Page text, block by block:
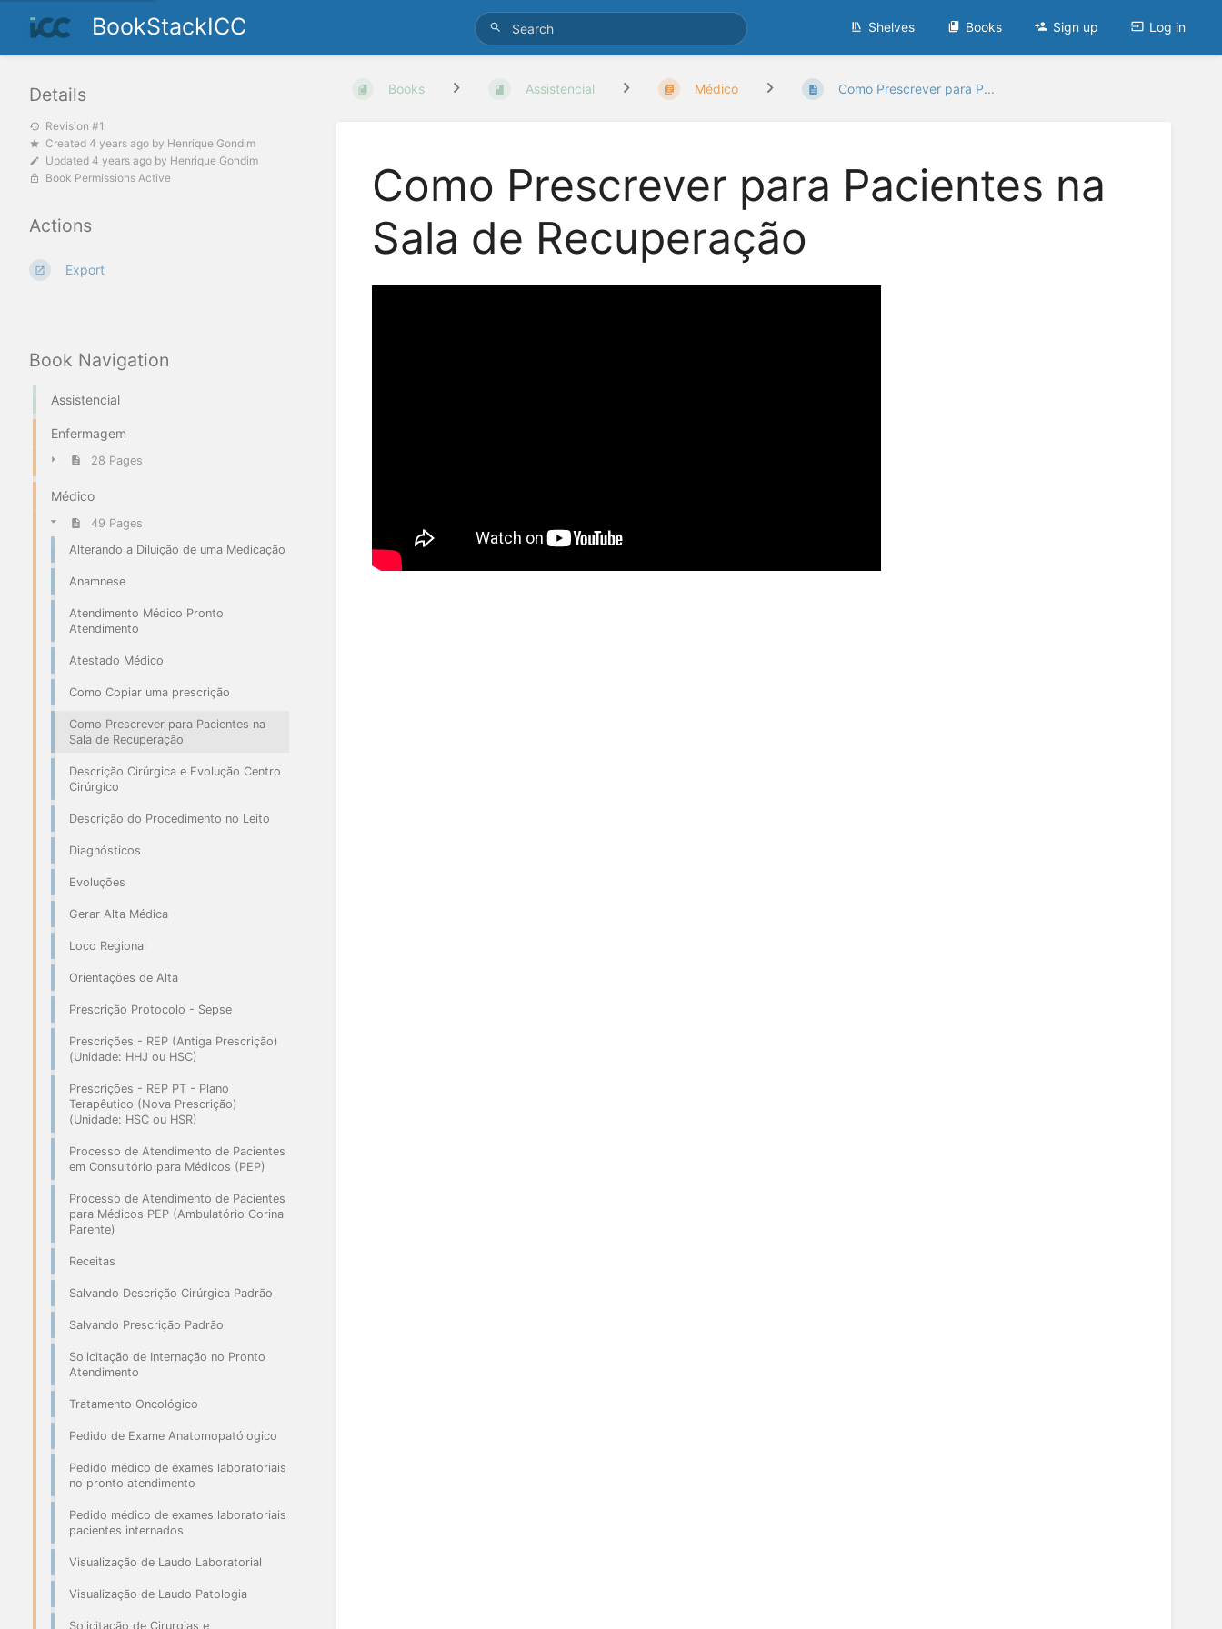
BookStackICC Shelves Books Sign up Log in
Book Navigation
Assistencial
Enfermagem
28 Pages
Médico
49 Pages
Alterando a Diluição de uma Medicação
Anamnese
Atendimento Médico Pronto
Atendimento
Atestado Médico
Como Copiar uma prescrição
Como Prescrever para Pacientes na
Sala de Recuperação
Descrição Cirúrgica e Evolução Centro
Cirúrgico
Descrição do Procedimento no Leito
Diagnósticos
Evoluções
Gerar Alta Médica
Loco Regional
Orientações de Alta
Prescrição Protocolo - Sepse
Prescrições - REP (Antiga Prescrição)
(Unidade: HHJ ou HSC)
Prescrições - REP PT - Plano
Terapêutico (Nova Prescrição)
(Unidade: HSC ou HSR)
Processo de Atendimento de Pacientes
em Consultório para Médicos (PEP)
Processo de Atendimento de Pacientes
para Médicos PEP (Ambulatório Corina
Parente)
Receitas
Salvando Descrição Cirúrgica Padrão
Salvando Prescrição Padrão
Solicitação de Internação no Pronto
Atendimento
Tratamento Oncológico
Pedido de Exame Anatomopatólogico
Pedido médico de exames laboratoriais
no pronto atendimento
Pedido médico de exames laboratoriais
pacientes internados
Visualização de Laudo Laboratorial
Visualização de Laudo Patologia
Solicitação de Cirurgias e
Books Assistencial Médico Como Prescrever para P...
Como Prescrever para Pacientes na
Sala de Recuperação
Details
Revision #1
Created 4 years ago by Henrique Gondim
Updated 4 years ago by Henrique Gondim
Book Permissions Active
Actions
Export